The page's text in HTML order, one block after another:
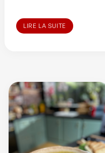
LIRE LA SUITE